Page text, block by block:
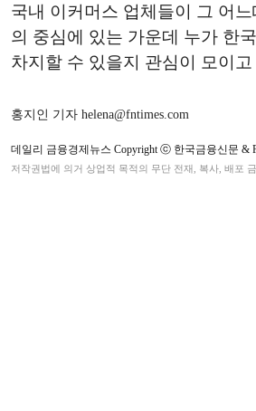
국내 이커머스 업체들이 그 어
의 중심에 있는 가운데 누가 한
차지할 수 있을지 관심이 모이고
홍지인 기자 helena@fntimes.com
데일리 금융경제뉴스 Copyright ⓒ 한국금융신문 &
저작권법에 의거 상업적 목적의 무단 전재, 복사, 배포